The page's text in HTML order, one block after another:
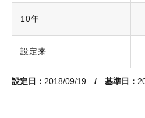
10年
設定来
設定日： 2018/09/19 / 基準日：